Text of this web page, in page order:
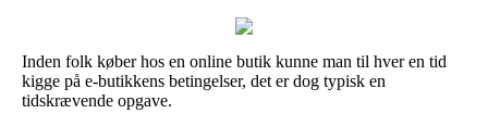
Inden folk køber hos en online butik kunne man til hver en tid
kigge på e-butikkens betingelser, det er dog typisk en
tidskrævende opgave.